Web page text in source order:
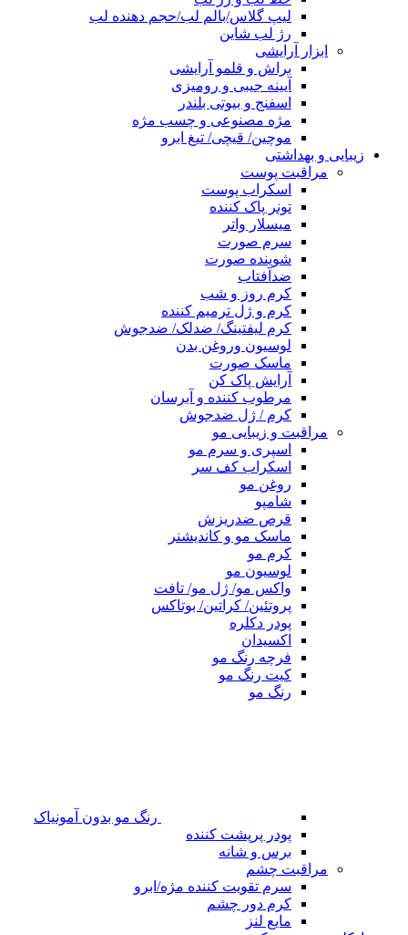
لیپ گلاس/بالم لب/حجم دهنده لب
رژ لب شاین
ابزار آرایشی
براش و قلمو آرایشی
آیینه جیبی و رومیزی
اسفنج و بیوتی بلندر
مژه مصنوعی و چسب مژه
موچین/ قیچی/ تیغ ابرو
زیبایی و بهداشتی
مراقبت پوست
اسکراب پوست
تونر پاک کننده
میسلار واتر
سرم صورت
شوینده صورت
ضدآفتاب
کرم روز و شب
کرم و ژل ترمیم کننده
کرم لیفتینگ/ ضدلک/ ضدجوش
لوسیون وروغن بدن
ماسک صورت
آرایش پاک کن
مرطوب کننده و آبرسان
کرم / ژل ضدجوش
مراقبت و زیبایی مو
اسپری و سرم مو
اسکراب کف سر
روغن مو
شامپو
قرص ضدریزش
ماسک مو و کاندیشنر
کرم مو
لوسیون مو
واکس مو/ ژل مو/ تافت
پروتئین/ کراتین/ بوتاکس
پودر دکلره
اکسیدان
فرچه رنگ مو
کیت رنگ مو
رنگ مو
رنگ مو بدون آمونیاک
پودر پرپشت کننده
برس و شانه
مراقبت چشم
سرم تقویت کننده مژه/ابرو
کرم دور چشم
مایع لنز